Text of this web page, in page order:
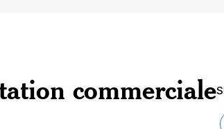
commerciale